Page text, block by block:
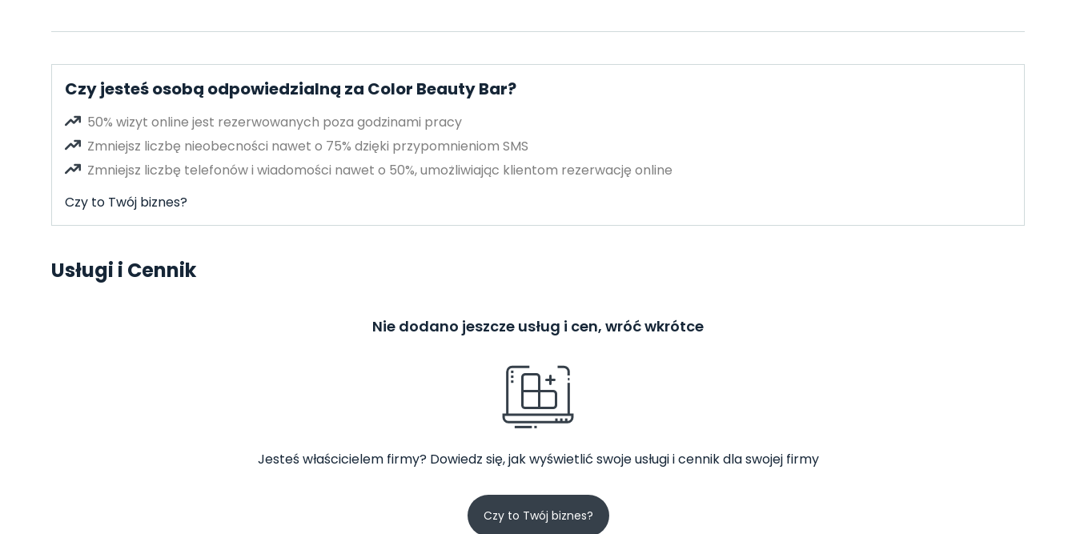
Czy jesteś osobą odpowiedzialną za Color Beauty Bar?
50% wizyt online jest rezerwowanych poza godzinami pracy
Zmniejsz liczbę nieobecności nawet o 75% dzięki przypomnieniom SMS
Zmniejsz liczbę telefonów i wiadomości nawet o 50%, umożliwiając klientom rezerwację online
Czy to Twój biznes?
Usługi i Cennik
Nie dodano jeszcze usług i cen, wróć wkrótce
Jesteś właścicielem firmy? Dowiedz się, jak wyświetlić swoje usługi i cennik dla swojej firmy
Czy to Twój biznes?